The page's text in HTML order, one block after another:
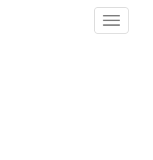
Toggle